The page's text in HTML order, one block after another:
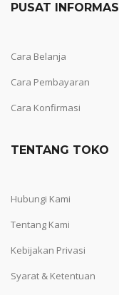
PUSAT INFORMASI
Cara Belanja
Cara Pembayaran
Cara Konfirmasi
TENTANG TOKO
Hubungi Kami
Tentang Kami
Kebijakan Privasi
Syarat & Ketentuan